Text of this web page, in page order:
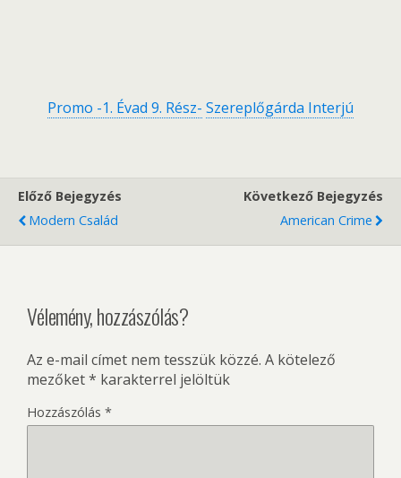
Promo -1. Évad 9. Rész- Szereplőgárda Interjú
Előző Bejegyzés
Modern Család
Következő Bejegyzés
American Crime
Vélemény, hozzászólás?
Az e-mail címet nem tesszük közzé. A kötelező
mezőket* karakterrel jelöltük
Hozzászólás *